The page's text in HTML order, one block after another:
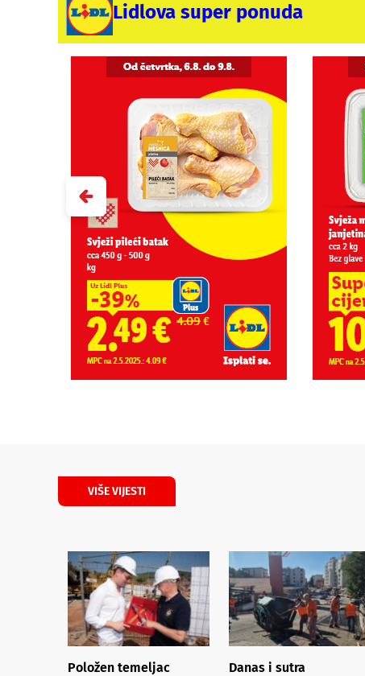
Lidlova super ponuda
VIŠE VIJESTI
Položen temeljac
Danas i sutra